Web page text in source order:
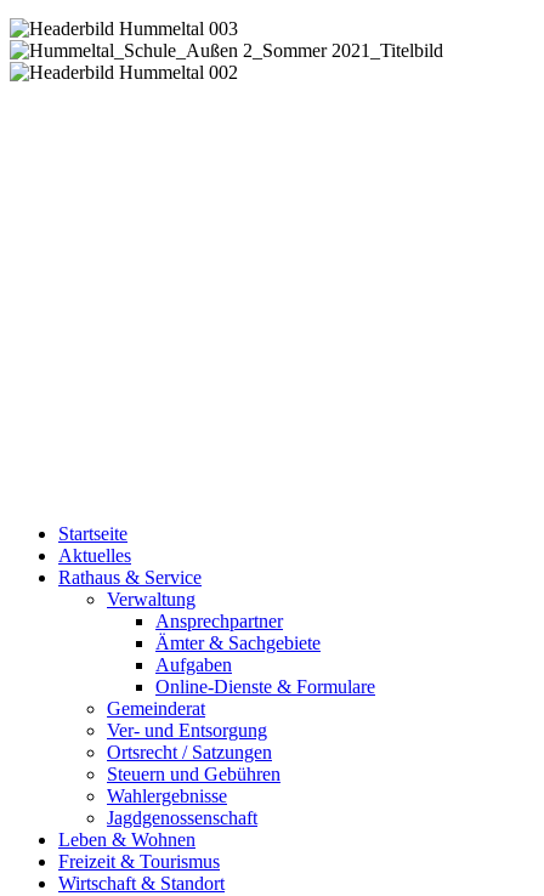
Startseite
Aktuelles
Rathaus & Service
Verwaltung
Ansprechpartner
Ämter & Sachgebiete
Aufgaben
Online-Dienste & Formulare
Gemeinderat
Ver- und Entsorgung
Ortsrecht / Satzungen
Steuern und Gebühren
Wahlergebnisse
Jagdgenossenschaft
Leben & Wohnen
Freizeit & Tourismus
Wirtschaft & Standort